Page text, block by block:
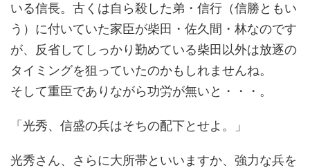
いる信長。古くは自ら殺した弟・信行（信勝ともい
う）に付いていた家臣が柴田・佐久間・林なのです
が、反省してしっかり勤めている柴田以外は放逐の
タイミングを狙っていたのかもしれませんね。
そして重臣でありながら功労が無いと・・・。
「光秀、信盛の兵はそちの配下とせよ。」
光秀さん、さらに大所帯といいますか、強力な兵を